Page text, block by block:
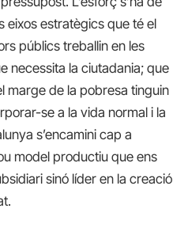
eixos estratègics que té el
públics treballin en les
necessita la ciutadania; que
marge de la pobresa tinguin
se a la vida normal i la
s’encamini cap a
model productiu que ens
sinó líder en la creació